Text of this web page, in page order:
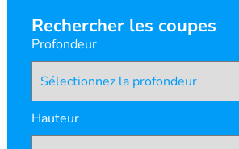
Rechercher les coupes
Profondeur
Hauteur